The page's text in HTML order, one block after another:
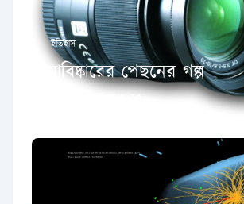
ইতিহাস
আবিষ্কারের পেছনের গল্প